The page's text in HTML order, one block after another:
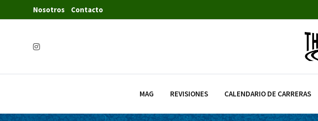
Nosotros Contacto
MAG REVISIONES CALENDARIO DE CARRERAS